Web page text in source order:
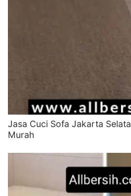
Jasa Cuci Sofa Jakarta
Murah